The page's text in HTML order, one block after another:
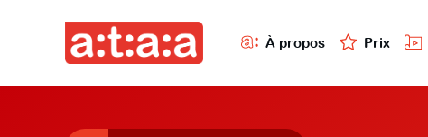
À propos Prix